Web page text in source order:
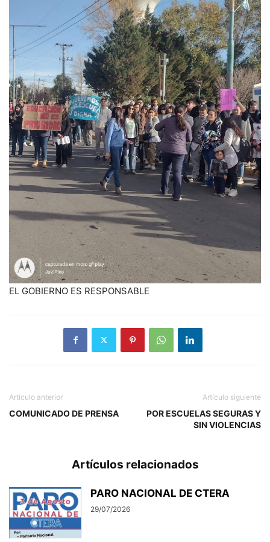
EL GOBIERNO ES RESPONSABLE
Artículo anterior
COMUNICADO DE PRENSA
Artículo siguiente
POR ESCUELAS SEGURAS Y
SIN VIOLENCIAS
Artículos relacionados
PARO NACIONAL DE CTERA
29/07/2026